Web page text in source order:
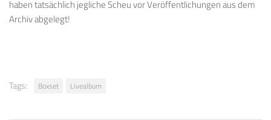
haben tatsächlich jegliche Scheu vor Veröffentlichungen aus dem
Archiv abgelegt!
Tags: Boxset Livealbum